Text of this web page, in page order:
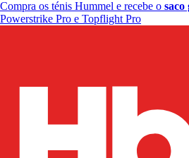
Compra os ténis Hummel e recebe o saco
Powerstrike Pro e Topflight Pro